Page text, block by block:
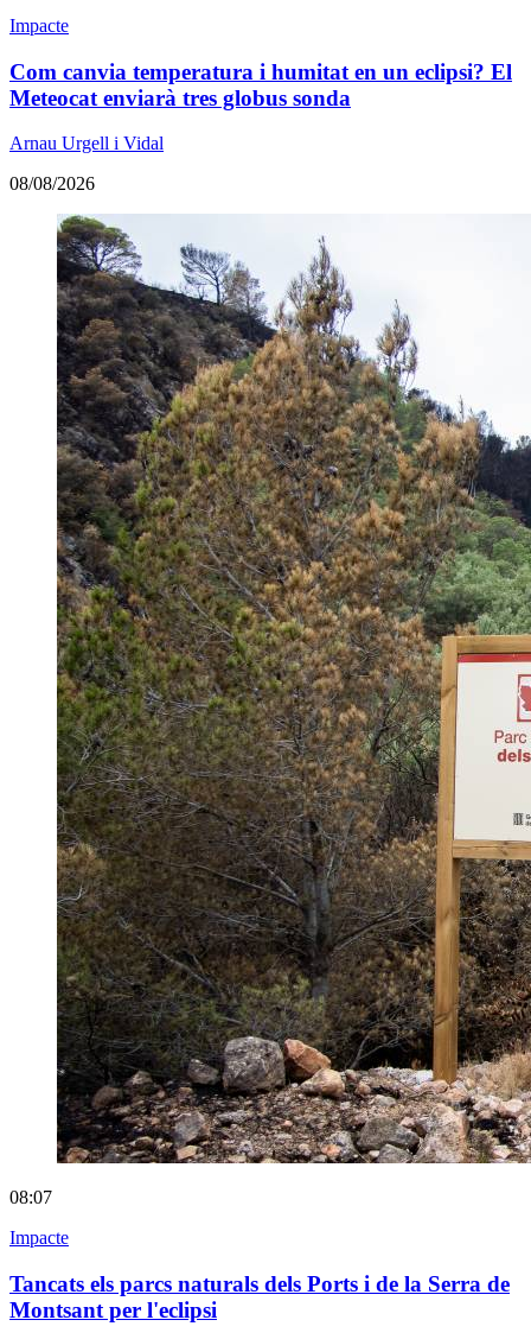
Impacte
Com canvia temperatura i humitat en un eclipsi? El
Meteocat enviarà tres globus sonda
Arnau Urgell i Vidal
08/08/2026
08:07
Impacte
Tancats els parcs naturals dels Ports i de la Serra de
Montsant per l'eclipsi